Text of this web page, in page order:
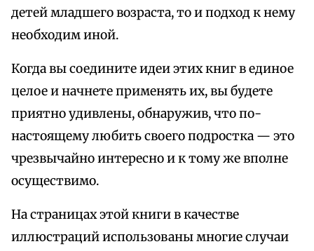
детей младшего возраста, то и подход к нему
необходим иной.
Когда вы соедините идеи этих книг в единое
целое и начнете применять их, вы будете
приятно удивлены, обнаружив, что по-
настоящему любить своего подростка — это
чрезвычайно интересно и к тому же вполне
осуществимо.
На страницах этой книги в качестве
иллюстраций использованы многие случаи